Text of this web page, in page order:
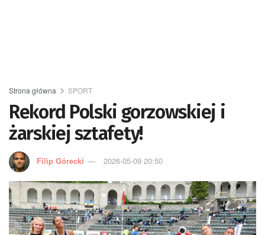
Strona główna SPORT
Rekord Polski gorzowskiej i
żarskiej sztafety!
Filip Górecki 2026-05-09 20:50